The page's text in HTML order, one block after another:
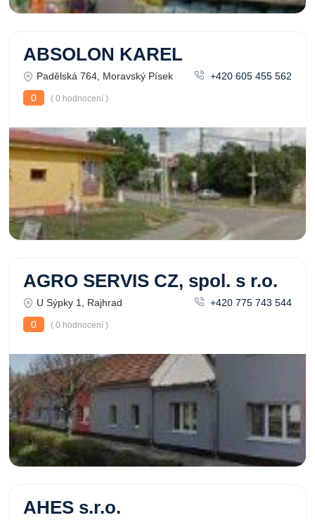
ABSOLON KAREL
Padělská 764, Moravský Písek
+420 605 455 562
0
( 0 hodnocení )
AGRO SERVIS CZ, spol. s r.o.
U Sýpky 1, Rajhrad
+420 775 743 544
0
( 0 hodnocení )
AHES s.r.o.